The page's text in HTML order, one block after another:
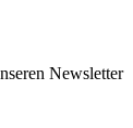
Newsletter